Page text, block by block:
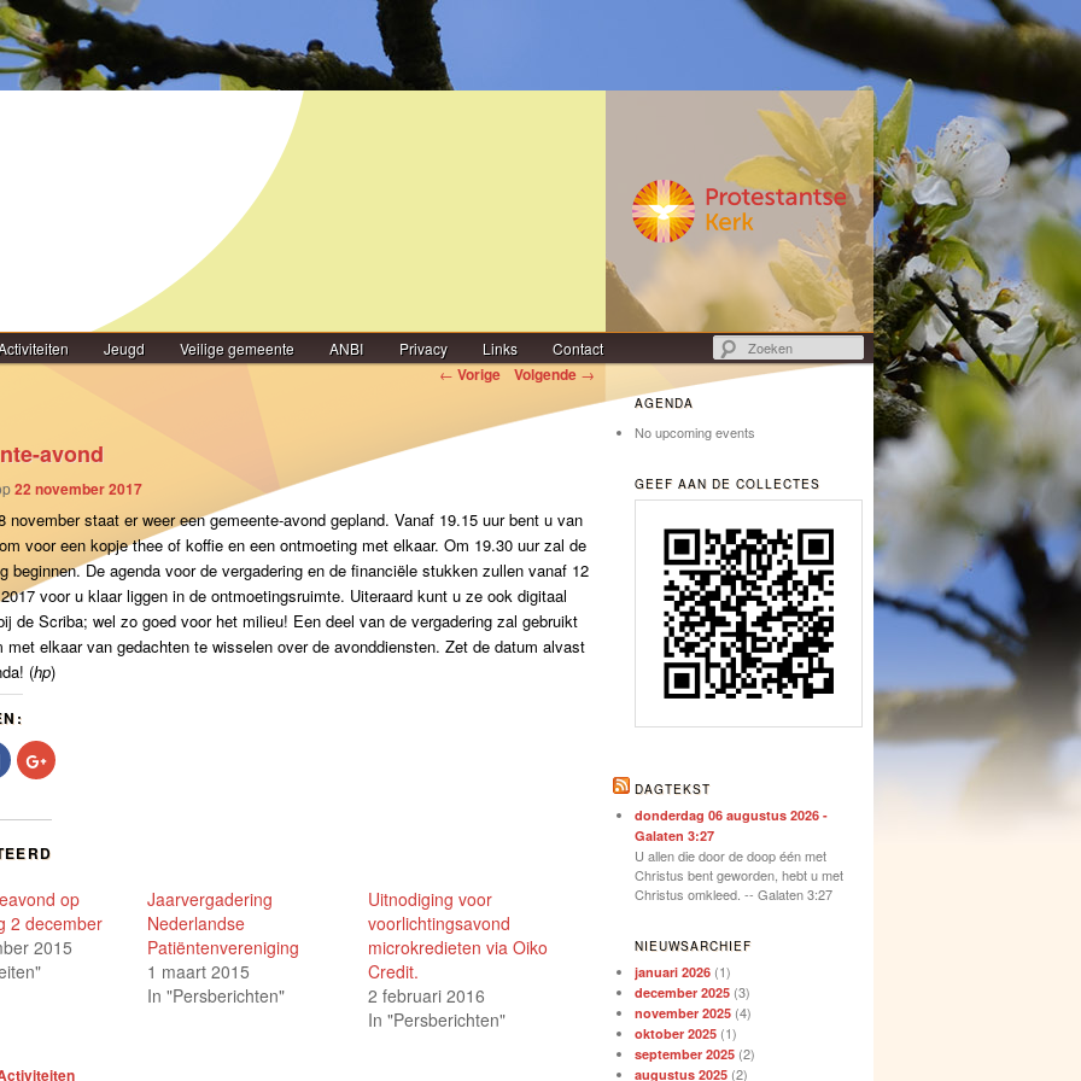
Jeugd Veilige gemeente ANBI Privacy Links Contact
Zoeken
← Vorige Volgende →
avond
22 november 2017
november staat er weer een gemeente-avond gepland. Vanaf 19.15 uur bent u van
voor een kopje thee of koffie en een ontmoeting met elkaar. Om 19.30 uur zal de
beginnen. De agenda voor de vergadering en de financiële stukken zullen vanaf 12
2017 voor u klaar liggen in de ontmoetingsruimte. Uiteraard kunt u ze ook digitaal
de Scriba; wel zo goed voor het milieu! Een deel van de vergadering zal gebruikt
met elkaar van gedachten te wisselen over de avonddiensten. Zet de datum alvast
(hp)
Klik
om
in
venster
geopend)
Klik
om
in
venster
geopend)
op
2 december
2015
Jaarvergadering
Nederlandse
Patiëntenvereniging
1 maart 2015
In "Persberichten"
Uitnodiging voor
voorlichtingsavond
microkredieten via Oiko
Credit.
2 februari 2016
In "Persberichten"
AGENDA
No upcoming events
GEEF AAN DE COLLECTES
DAGTEKST
donderdag 06 augustus 2026 -
Galaten 3:27
U allen die door de doop één met
Christus bent geworden, hebt u met
Christus omkleed. -- Galaten 3:27
NIEUWSARCHIEF
januari 2026 (1)
december 2025 (3)
november 2025 (4)
oktober 2025 (1)
september 2025 (2)
augustus 2025 (2)